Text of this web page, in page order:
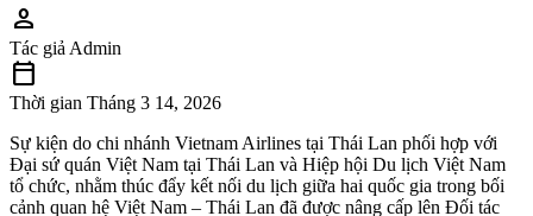
person
Tác giả Admin
calendar_today
Thời gian Tháng 3 14, 2026
Sự kiện do chi nhánh Vietnam Airlines tại Thái Lan phối hợp với
Đại sứ quán Việt Nam tại Thái Lan và Hiệp hội Du lịch Việt Nam
tổ chức, nhằm thúc đẩy kết nối du lịch giữa hai quốc gia trong bối
cảnh quan hệ Việt Nam – Thái Lan đã được nâng cấp lên Đối tác